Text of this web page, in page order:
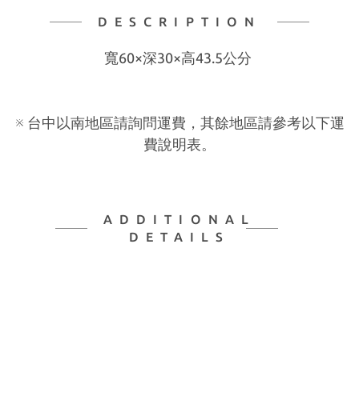
DESCRIPTION
寬60×深30×高43.5公分
※ 台中以南地區請詢問運費，其餘地區請參考以下運
費說明表。
ADDITIONAL
DETAILS